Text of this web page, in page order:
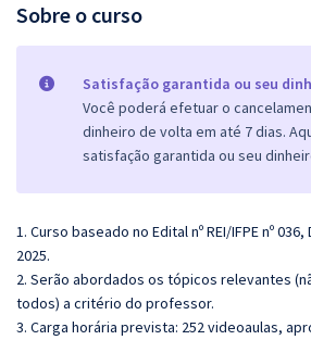
Sobre o curso
Satisfação garantida ou seu
Você poderá efetuar o
dinheiro de volta em até 7 dias.
satisfação garantida ou seu
1. Curso baseado no Edital nº REI/IFPE nº 036,
2025.
2. Serão abordados os tópicos relevantes
todos) a critério do professor.
3. Carga horária prevista: 252 videoaulas,